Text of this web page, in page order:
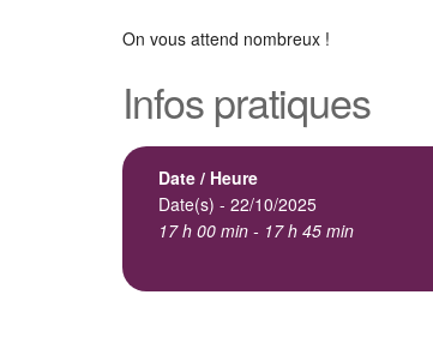
On vous attend nombreux !
Infos pratiques
Date / Heure
Date(s) - 22/10/2025
17 h 00 min - 17 h 45 min